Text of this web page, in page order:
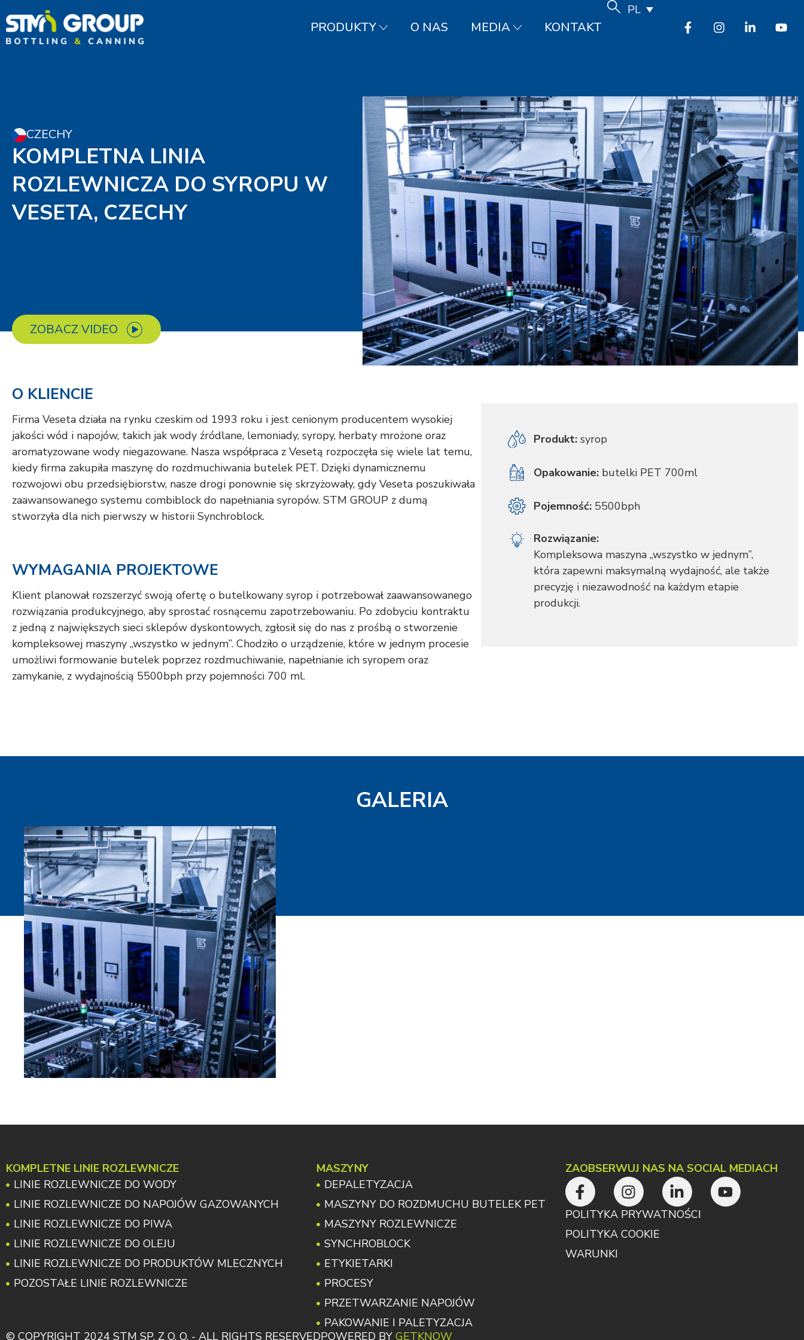
PRODUKTY O NAS MEDIA KONTAKT
PL
CZECHY
KOMPLETNA LINIA
ROZLEWNICZA DO SYROPU W
VESETA, CZECHY
ZOBACZ VIDEO
O KLIENCIE
Firma Veseta działa na rynku czeskim od 1993 roku i jest cenionym producentem wysokiej
jakości wód i napojów, takich jak wody źródlane, lemoniady, syropy, herbaty mrożone oraz
aromatyzowane wody niegazowane. Nasza współpraca z Vesetą rozpoczęła się wiele lat temu,
kiedy firma zakupiła maszynę do rozdmuchiwania butelek PET. Dzięki dynamicznemu
rozwojowi obu przedsiębiorstw, nasze drogi ponownie się skrzyżowały, gdy Veseta poszukiwała
zaawansowanego systemu combiblock do napełniania syropów. STM GROUP z dumą
stworzyła dla nich pierwszy w historii Synchroblock.
WYMAGANIA PROJEKTOWE
Klient planował rozszerzyć swoją ofertę o butelkowany syrop i potrzebował zaawansowanego
rozwiązania produkcyjnego, aby sprostać rosnącemu zapotrzebowaniu. Po zdobyciu kontraktu
z jedną z największych sieci sklepów dyskontowych, zgłosił się do nas z prośbą o stworzenie
kompleksowej maszyny „wszystko w jednym”. Chodziło o urządzenie, które w jednym procesie
umożliwi formowanie butelek poprzez rozdmuchiwanie, napełnianie ich syropem oraz
zamykanie, z wydajnością 5500bph przy pojemności 700 ml.
Produkt: syrop
Opakowanie: butelki PET 700ml
Pojemność: 5500bph
Rozwiązanie:
Kompleksowa maszyna „wszystko w jednym”,
która zapewni maksymalną wydajność, ale także
precyzję i niezawodność na każdym etapie
produkcji.
GALERIA
KOMPLETNE LINIE ROZLEWNICZE
LINIE ROZLEWNICZE DO WODY
LINIE ROZLEWNICZE DO NAPOJÓW GAZOWANYCH
LINIE ROZLEWNICZE DO PIWA
LINIE ROZLEWNICZE DO OLEJU
LINIE ROZLEWNICZE DO PRODUKTÓW MLECZNYCH
POZOSTAŁE LINIE ROZLEWNICZE
MASZYNY
DEPALETYZACJA
MASZYNY DO ROZDMUCHU BUTELEK PET
MASZYNY ROZLEWNICZE
SYNCHROBLOCK
ETYKIETARKI
PROCESY
PRZETWARZANIE NAPOJÓW
PAKOWANIE I PALETYZACJA
ZAOBSERWUJ NAS NA SOCIAL MEDIACH
POLITYKA PRYWATNOŚCI
POLITYKA COOKIE
WARUNKI
© COPYRIGHT 2024 STM SP. Z O. O. - ALL RIGHTS RESERVEDPOWERED BY GETKNOW